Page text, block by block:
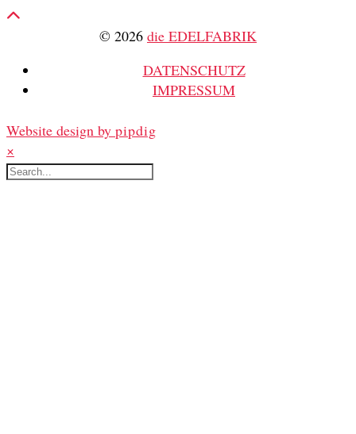
© 2026 die EDELFABRIK
DATENSCHUTZ
IMPRESSUM
Website design by pipdig
×